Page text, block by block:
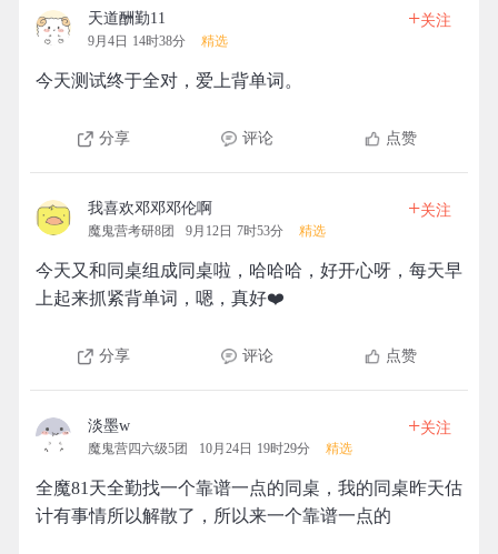
天道酬勤11
9月4日 14时38分 精选
+关注
今天测试终于全对，爱上背单词。
分享 评论 点赞
我喜欢邓邓邓伦啊
魔鬼营考研8团 9月12日 7时53分 精选
+关注
今天又和同桌组成同桌啦，哈哈哈，好开心呀，每天早
上起来抓紧背单词，嗯，真好❤️
分享 评论 点赞
淡墨w
魔鬼营四六级5团 10月24日 19时29分 精选
+关注
全魔81天全勤找一个靠谱一点的同桌，我的同桌昨天估
计有事情所以解散了，所以来一个靠谱一点的